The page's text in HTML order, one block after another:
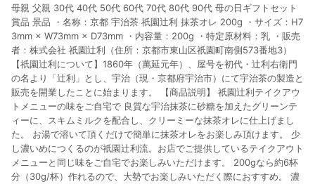
母親 父親 30代 40代 50代 60代 70代 80代 90代 母の日ギフトセット
賞品 景品 ・名称：京都 宇治茶 祇園辻利 抹茶オレ 200g ・サイズ：H7
3mm × W73mm × D73mm ・内容量：200g ・特定原材料：乳 ・販売
者：株式会社 祇園辻利（住所：京都市東山区祇園町南側573番地3）
【祇園辻利について】1860年（萬延元年）、屋号を初代・辻利右衛門
の名より「辻利」とし、宇治（現・京都府宇治市）にて宇治茶の製造と
販売を開業したことに始まります。 【商品説明】 祇園辻利テイクアウ
トメニューの味をご自宅で 良質な宇治抹茶に砂糖を加えたグリーンテ
ィーに、スキムミルクを配合し、クリーミーな抹茶オレに仕上げまし
た。 お湯で溶いて頂くだけで簡単に抹茶オレをお楽しみ頂けます。 少
し濃いめにつくるのが祇園辻利流。お店でご提供しているテイクアウト
メニューと同じ味をご自宅でお楽しみいただけます。 200gなら約6杯
分（30g/杯）作れるので、大勢でお楽しみいただく際におすすめ。 濃